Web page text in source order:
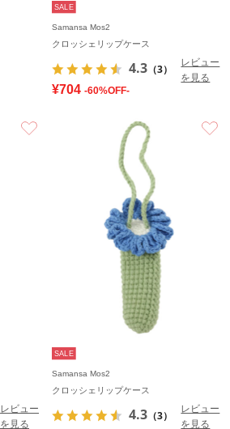
SALE
Samansa Mos2
クロッシェリップケース
4.3 （3）
レビュー
を見る
¥704 -60%OFF-
レビュー
を見る
SALE
Samansa Mos2
クロッシェリップケース
4.3 （3）
レビュー
を見る